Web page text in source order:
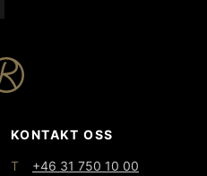
KONTAKT OSS
T
+46 31 750 10 00